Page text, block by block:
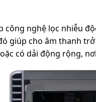
công nghệ lọc nhiễu
giúp cho âm thanh
có dải động rộng,